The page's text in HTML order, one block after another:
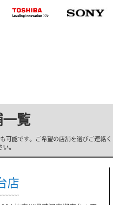
覧
可能です。ご希望の店舗を選びご連絡く
。
店